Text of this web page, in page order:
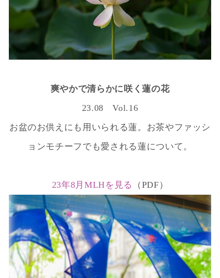
爽やかで清らかに咲く蓮の花
23.08 Vol.16
お盆のお供えにも用いられる蓮。お茶やファッシ
ョンモチーフでも愛される蓮について。
23年8月MLHを見る （PDF）